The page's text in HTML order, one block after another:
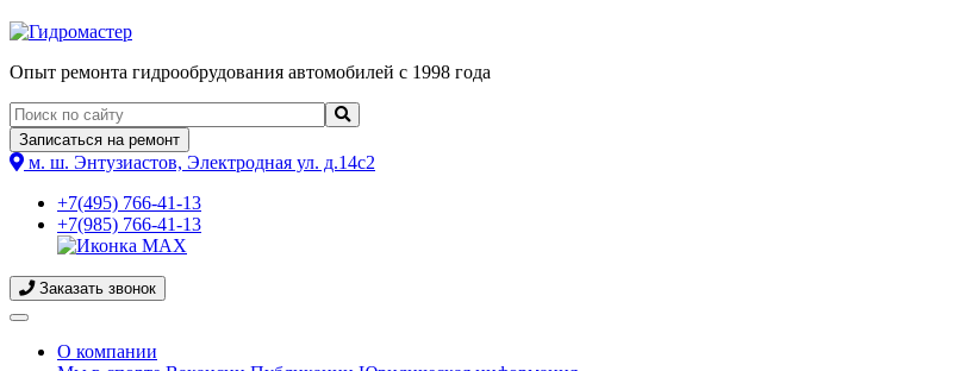
Опыт ремонта гидрообрудования автомобилей с 1998 года
Записаться на ремонт
м. ш. Энтузиастов, Электродная ул. д.14с2
+7(495) 766-41-13
+7(985) 766-41-13
Заказать звонок
О компании